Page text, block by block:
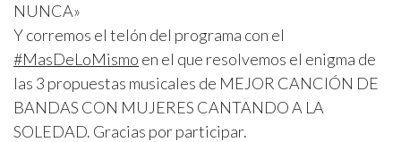
NUNCA»
Y corremos el telón del programa con el
#MasDeLoMismo en el que resolvemos el enigma de
las 3 propuestas musicales de MEJOR CANCIÓN DE
BANDAS CON MUJERES CANTANDO A LA
SOLEDAD. Gracias por participar.